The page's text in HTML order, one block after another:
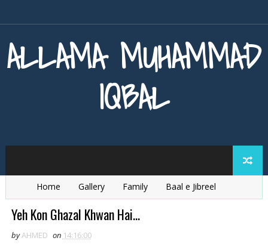
ALLAMA MUHAMMAD
IQBAL
Home Gallery Family
Baal e Jibreel
Zarb e Kaleem
Armaghan e Hijaz
Yeh Kon Ghazal Khwan Hai...
byAHMED on 14:16:00